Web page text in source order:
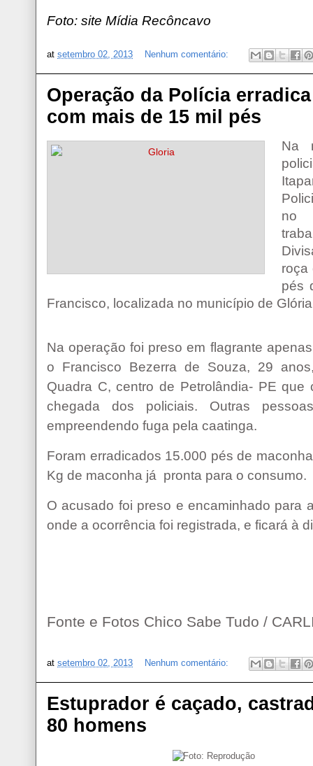
Foto: site Mídia Recôncavo
at setembro 02, 2013 Nenhum comentário:
Operação da Polícia
com mais de 15 mil pés
Na
no
roça
pés
Francisco, localizada no município de
Na operação foi preso em flagrante
o Francisco Bezerra de Souza, 29
Quadra C, centro de Petrolândia- PE
chegada dos policiais. Outras
empreendendo fuga pela caatinga.
Foram erradicados 15.000 pés de
Kg de maconha já pronta para o consumo.
O acusado foi preso e encaminhado para
onde a ocorrência foi registrada, e ficará à
Fonte e Fotos Chico Sabe Tudo /
at setembro 02, 2013 Nenhum comentário:
Estuprador é caçado,
80 homens